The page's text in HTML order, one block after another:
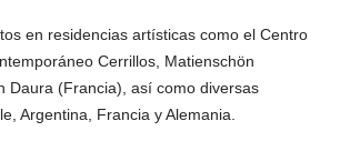
en residencias artísticas como el Centro
Cerrillos, Matienschön
Daura (Francia), así como diversas
Argentina, Francia y Alemania.